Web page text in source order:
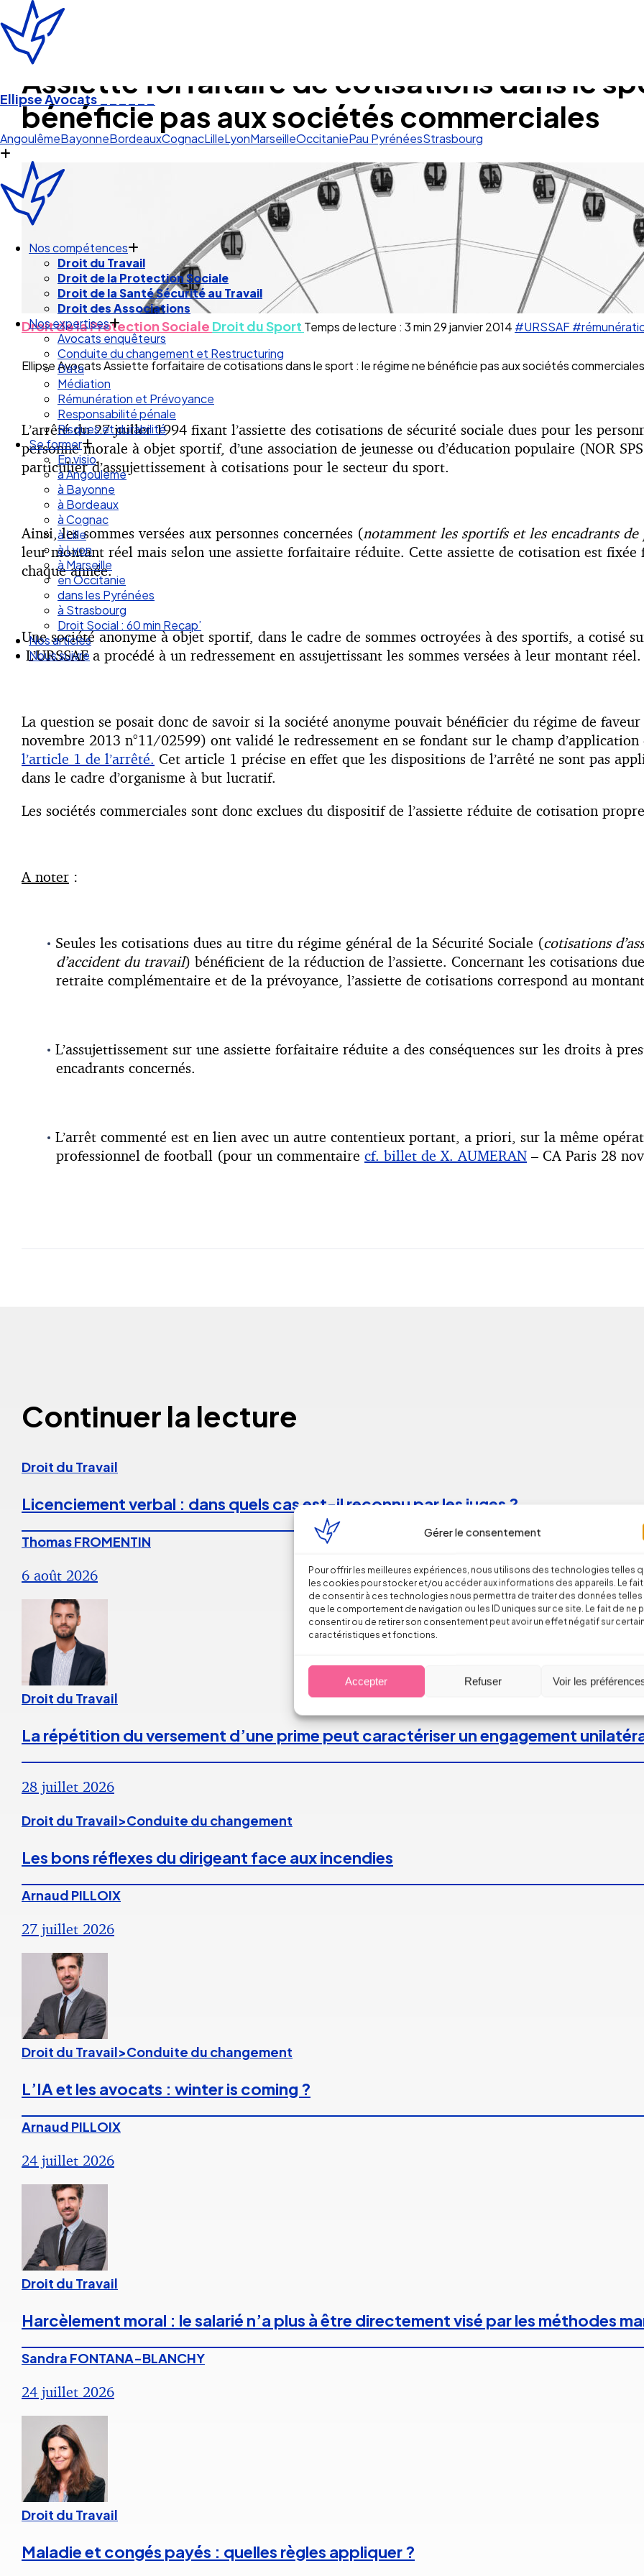
Gérer le consentement
Pour offrir les meilleures expériences, nous utilisons des technologies telles
les cookies pour stocker et/ou accéder aux informations des appareils. Le fait
de consentir à ces technologies nous permettra de traiter des données telles
que le comportement de navigation ou les ID uniques sur ce site. Le fait de ne
consentir ou de retirer son consentement peut avoir un effet négatif sur
caractéristiques et fonctions.
Accepter Refuser Voir les
Ellipse Avocats ______
Lyon
Angoulême
Nos compétences
Droit du Travail
Droit de la Protection Sociale
Droit de la Santé Sécurité au Travail
Droit des Associations
Nos expertises
Avocats enquêteurs
Conduite du changement et Restructuring
Data
Médiation
Rémunération et Prévoyance
Responsabilité pénale
Risques et durabilité
Se former
En visio
à Angouleme
à Bayonne
à Bordeaux
à Cognac
à Lille
à Lyon
à Marseille
en Occitanie
dans les Pyrénées
à Strasbourg
Droit Social : 60 min Recap’
Nos articles
Assiette forfaitaire de cotisations dans le
bénéficie pas aux sociétés commerciales
Droit de la Protection Sociale Droit du Sport Temps de lecture : 3 min 29 janvier 2014 #URSSAF
Ellipse Avocats Assiette forfaitaire de cotisations dans le sport : le régime ne bénéficie pas aux sociétés commerciales
L’arrêté du 27 juillet 1994 fixant l’assiette des cotisations de sécurité sociale dues pour les
personne morale à objet sportif, d’une association de jeunesse ou d’éducation populaire (NOR
particulier d’assujettissement à cotisations pour le secteur du sport.
Ainsi, les sommes versées aux personnes concernées (notamment les sportifs et les encadrants
leur montant réel mais selon une assiette forfaitaire réduite. Cette assiette de cotisation est
chaque année.
Une société anonyme à objet sportif, dans le cadre de sommes octroyées à des sportifs, a cotisé
L’URSSAF a procédé à un redressement en assujettissant les sommes versées à leur montant réel.
La question se posait donc de savoir si la société anonyme pouvait bénéficier du régime de
novembre 2013 n°11/02599) ont validé le redressement en se fondant sur le champ
l’article 1 de l’arrêté. Cet article 1 précise en effet que les dispositions de l’arrêté ne sont pas
dans le cadre d’organisme à but lucratif.
Les sociétés commerciales sont donc exclues du dispositif de l’assiette réduite de cotisation
A noter :
Seules les cotisations dues au titre du régime général de la Sécurité Sociale (cotisations
d’accident du travail) bénéficient de la réduction de l’assiette. Concernant les cotisations
retraite complémentaire et de la prévoyance, l’assiette de cotisations correspond au
L’assujettissement sur une assiette forfaitaire réduite a des conséquences sur les droits à
encadrants concernés.
L’arrêt commenté est en lien avec un autre contentieux portant, a priori, sur la même
professionnel de football (pour un commentaire cf. billet de X. AUMERAN – CA Paris 28
Continuer la lecture
Droit du Travail
Licenciement verbal : dans quels cas est-il reconnu par les juges ?
Thomas FROMENTIN
6 août 2026
Droit du Travail
La répétition du versement d’une prime peut caractériser un engagement
28 juillet 2026
Droit du Travail>Conduite du changement
Les bons réflexes du dirigeant face aux incendies
Arnaud PILLOIX
27 juillet 2026
Droit du Travail>Conduite du changement
L’IA et les avocats : winter is coming ?
Arnaud PILLOIX
24 juillet 2026
Droit du Travail
Harcèlement moral : le salarié n’a plus à être directement visé par les méthodes
Sandra FONTANA-BLANCHY
24 juillet 2026
Droit du Travail
Maladie et congés payés : quelles règles appliquer ?